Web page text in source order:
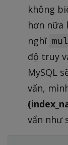
không
hơn nữa
nghĩ
độ truy
MySQL
vấn,
vấn như